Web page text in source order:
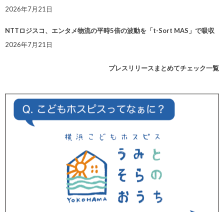
2026年7月21日
NTTロジスコ、エンタメ物流の平時5倍の波動を「t-Sort MAS」で吸収
2026年7月21日
プレスリリースまとめてチェック一覧